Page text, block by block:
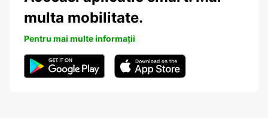
multa mobilitate.
Pentru mai multe informații